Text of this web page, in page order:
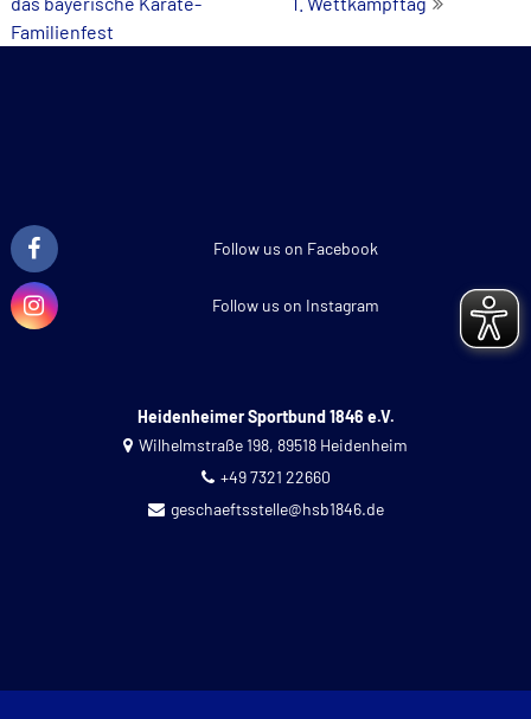
navigation
Familienfest
Follow us on Facebook
Follow us on Instagram
Heidenheimer Sportbund 1846 e.V.
Wilhelmstraße 198, 89518 Heidenheim
+49 7321 22660
geschaeftsstelle@hsb1846.de